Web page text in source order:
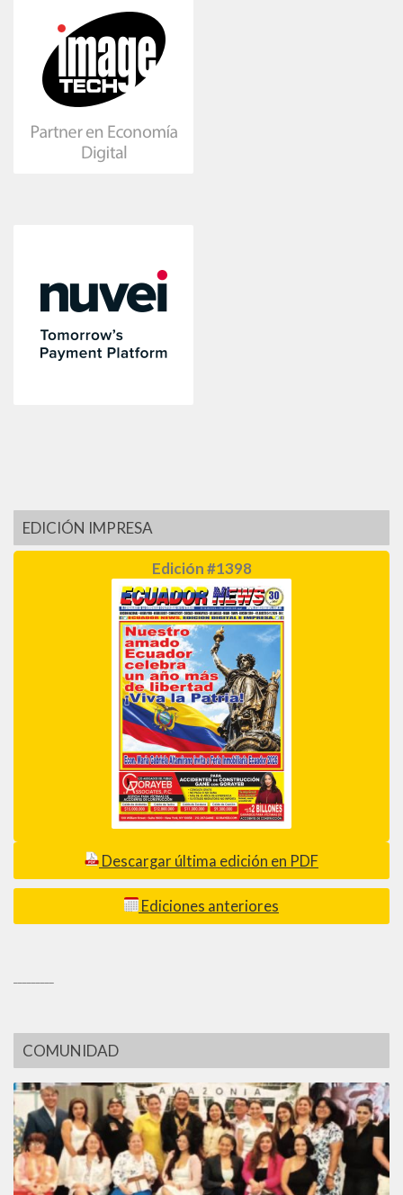
EDICIÓN IMPRESA
Edición #1398
Descargar última edición en PDF
Ediciones anteriores
COMUNIDAD